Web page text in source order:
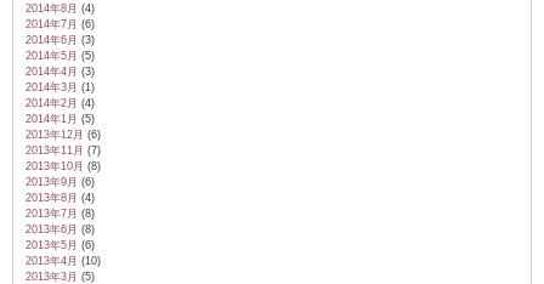
2014年8月 (4)
2014年7月 (6)
2014年6月 (3)
2014年5月 (5)
2014年4月 (3)
2014年3月 (1)
2014年2月 (4)
2014年1月 (5)
2013年12月 (6)
2013年11月 (7)
2013年10月 (8)
2013年9月 (6)
2013年8月 (4)
2013年7月 (8)
2013年6月 (8)
2013年5月 (6)
2013年4月 (10)
2013年3月 (5)